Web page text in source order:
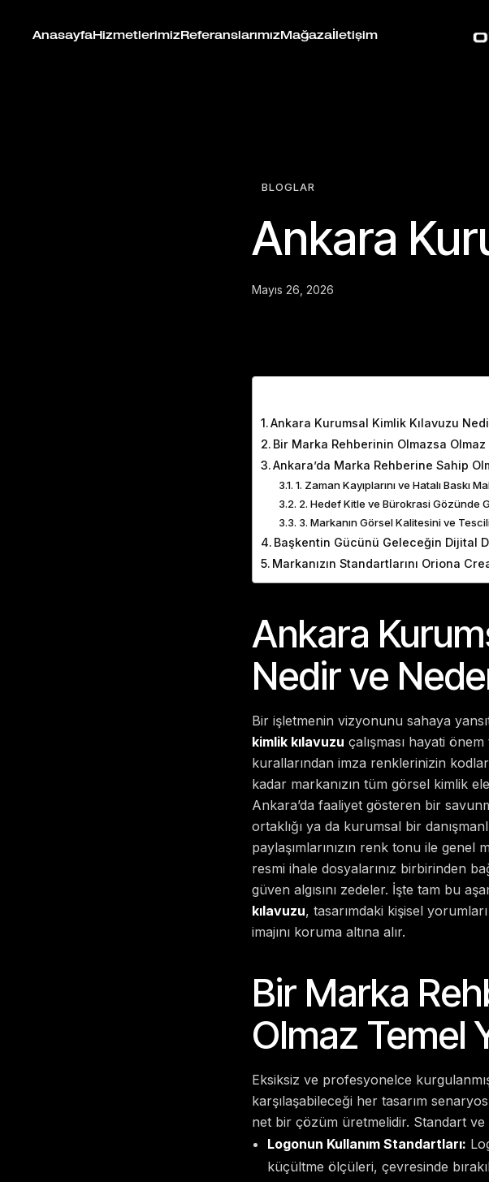
Anasayfa Hizmetlerimiz Referanslarımız Mağaza İletişim
BLOGLAR
Ankara
Mayıs 26, 2026
Ankara Kurumsal Kimlik Kılavuzu
Bir Marka Rehberinin Olmazsa Olmaz
Ankara’da Marka Rehberine Sahip
1. Zaman Kayıplarını ve Hatalı Baskı
2. Hedef Kitle ve Bürokrasi Gözünde
3. Markanın Görsel Kalitesini ve
Başkentin Gücünü Geleceğin Dijital
Markanızın Standartlarını Oriona
Ankara
Nedir ve
Bir işletmenin vizyonunu sahaya
kimlik kılavuzu çalışması hayati
kurallarından imza renklerinizin
kadar markanızın tüm görsel kimlik
Ankara’da faaliyet gösteren bir
ortaklığı ya da kurumsal bir
paylaşımlarınızın renk tonu ile
resmi ihale dosyalarınız birbirinden
güven algısını zedeler. İşte tam bu
kılavuzu, tasarımdaki kişisel
imajını koruma altına alır.
Bir Marka
Olmaz Temel
Eksiksiz ve profesyonelce
karşılaşabileceği her tasarım
net bir çözüm üretmelidir. Standart
Logonun Kullanım Standartları:
küçültme ölçüleri, çevresinde